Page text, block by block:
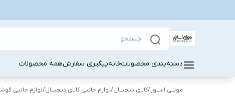
دسته‌بندی محصولاتخانهپیگیری سفارشهمه محصولات
مولتی استور/کالای دیجیتال/لوازم جانبی کالای دیجیتال/لوازم جانبی